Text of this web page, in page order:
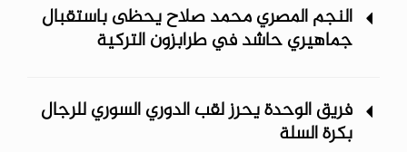
النجم المصري محمد صلاح يحظى باستقبال
جماهيري حاشد في طرابزون التركية
فريق الوحدة يحرز لقب الدوري السوري للرجال
بكرة السلة